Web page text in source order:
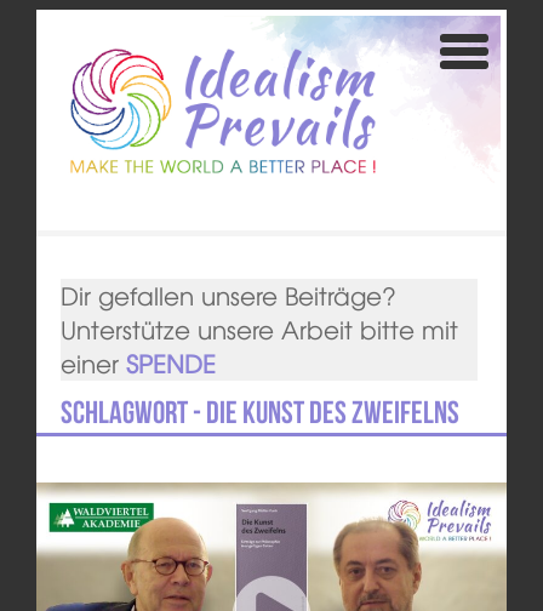
Dir gefallen unsere Beiträge?
Unterstütze unsere Arbeit bitte mit
einer SPENDE
Schlagwort - Die Kunst des Zweifelns